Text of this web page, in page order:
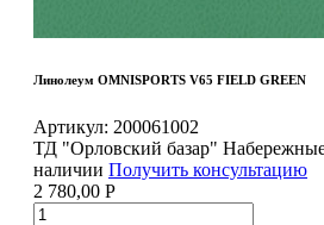
Линолеум OMNISPORTS V65 FIELD GREEN
Артикул: 200061002
ТД "Орловский базар"
наличии Получить консультацию
2 780,00 Р